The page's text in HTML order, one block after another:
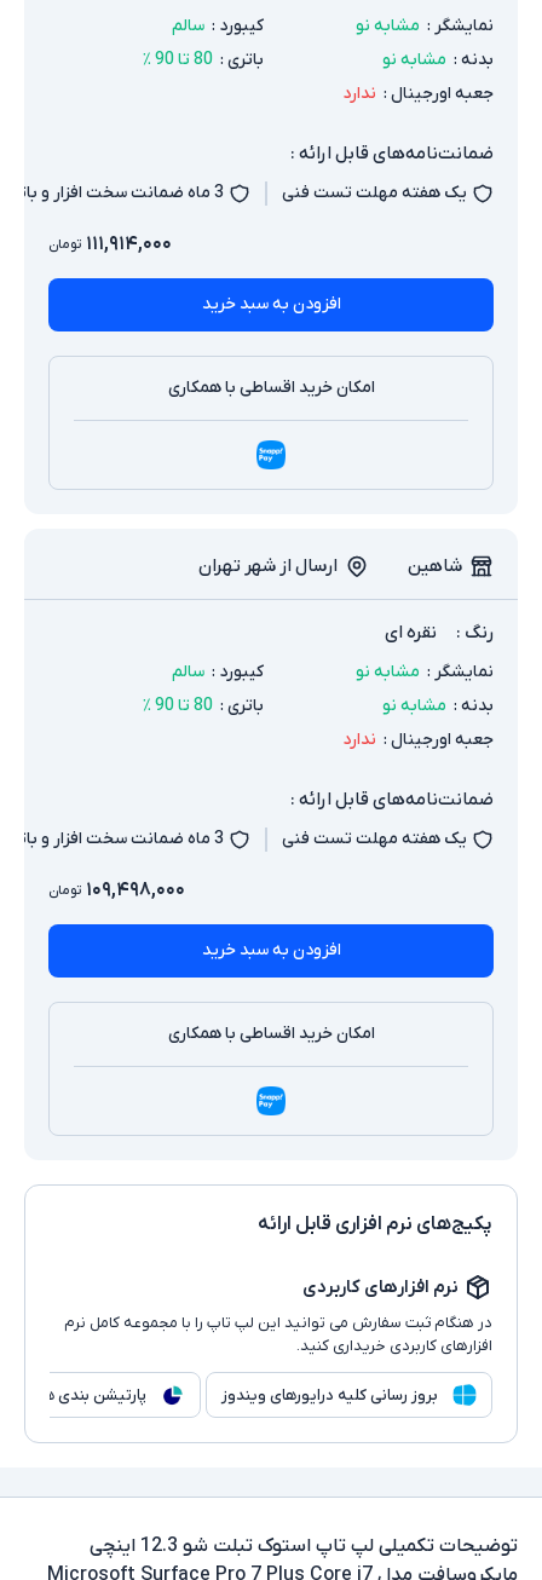
نمایشگر : مشابه نو کیبورد : سالم
بدنه : مشابه نو باتری : 80 تا 90 ٪
جعبه اورجینال : ندارد
ضمانت‌نامه‌های قابل ارائه :
یک هفته مهلت تست فنی 3 ماه ضمانت سخت افزار و باتری
۱۱۱,۹۱۴,۰۰۰ تومان
افزودن به سبد خرید
امکان خرید اقساطی با همکاری
شاهین ارسال از شهر تهران
رنگ : نقره ای
نمایشگر : مشابه نو کیبورد : سالم
بدنه : مشابه نو باتری : 80 تا 90 ٪
جعبه اورجینال : ندارد
ضمانت‌نامه‌های قابل ارائه :
یک هفته مهلت تست فنی 3 ماه ضمانت سخت افزار و باتری
۱۰۹,۴۹۸,۰۰۰ تومان
افزودن به سبد خرید
امکان خرید اقساطی با همکاری
پکیج‌های نرم افزاری قابل ارائه
نرم افزارهای کاربردی
در هنگام ثبت سفارش می توانید این لپ تاپ را با مجموعه کامل نرم
افزارهای کاربردی خریداری کنید.
بروز رسانی کلیه درایورهای ویندوز پارتیشن بندی هارد
توضیحات تکمیلی
لپ تاپ استوک تبلت شو 12.3 اینچی
مایکروسافت مدل Microsoft Surface Pro 7 Plus Core i7